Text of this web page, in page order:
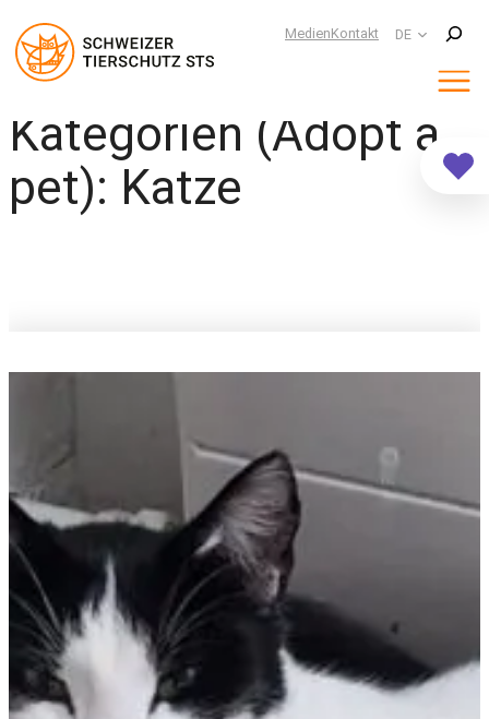
Inhalt
springen
MedienKontakt DE
Suchen
Kategorien (Adopt a
pet): Katze